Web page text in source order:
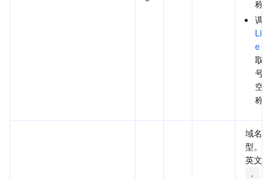
称。
调用
e
取
号
空
称。
域名
型。
英文
,